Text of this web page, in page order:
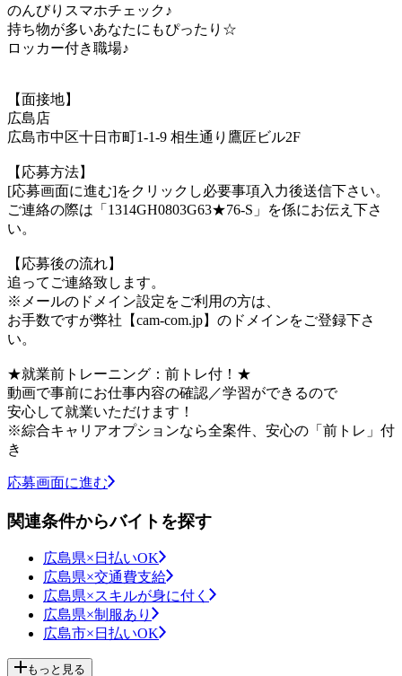
のんびりスマホチェック♪
持ち物が多いあなたにもぴったり☆
ロッカー付き職場♪
【面接地】
広島店
広島市中区十日市町1-1-9 相生通り鷹匠ビル2F
【応募方法】
[応募画面に進む]をクリックし必要事項入力後送信下さい。
ご連絡の際は「1314GH0803G63★76-S」を係にお伝え下さ
い。
【応募後の流れ】
追ってご連絡致します。
※メールのドメイン設定をご利用の方は、
お手数ですが弊社【cam-com.jp】のドメインをご登録下さ
い。
★就業前トレーニング：前トレ付！★
動画で事前にお仕事内容の確認／学習ができるので
安心して就業いただけます！
※綜合キャリアオプションなら全案件、安心の「前トレ」付
き
応募画面に進む
関連条件からバイトを探す
広島県×日払いOK
広島県×交通費支給
広島県×スキルが身に付く
広島県×制服あり
広島市×日払いOK
もっと見る